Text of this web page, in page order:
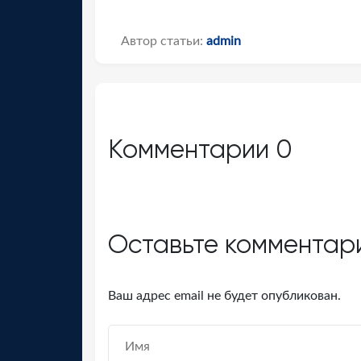
Автор статьи: admin
Комментарии 0
Оставьте
Ваш адрес email не будет опубликован.